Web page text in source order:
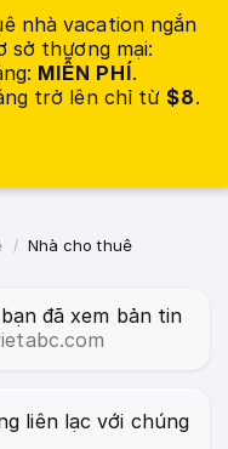
nhà vacation ngắn
sở thương mại:
MIỄN PHÍ.
trở lên chỉ từ $8.
Nhà cho thuê
đã xem bản tin
liên lạc với chúng